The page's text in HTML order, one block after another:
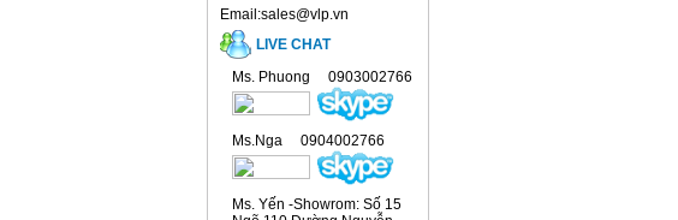
Email:sales@vlp.vn
LIVE CHAT
Ms. Phuong 0903002766
Ms.Nga 0904002766
Ms. Yến -Showrom: Số 15